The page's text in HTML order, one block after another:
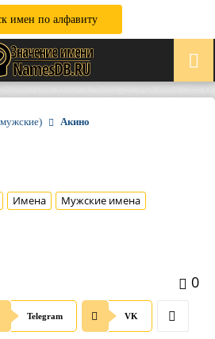
имен по алфавиту
Акино
Имена
Мужские имена
0
Telegram VK